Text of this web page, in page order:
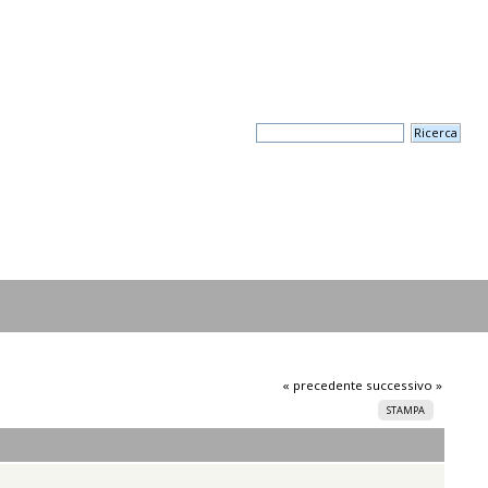
« precedente successivo »
STAMPA